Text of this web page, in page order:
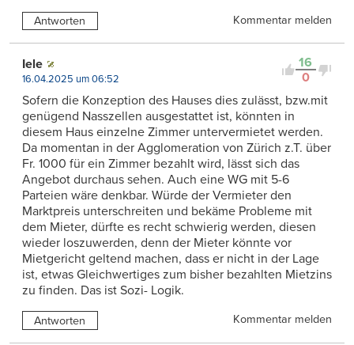
Antworten Kommentar melden
16
0
Iele
16.04.2025 um 06:52
Sofern die Konzeption des Hauses dies zulässt, bzw.mit
genügend Nasszellen ausgestattet ist, könnten in
diesem Haus einzelne Zimmer untervermietet werden.
Da momentan in der Agglomeration von Zürich z.T. über
Fr. 1000 für ein Zimmer bezahlt wird, lässt sich das
Angebot durchaus sehen. Auch eine WG mit 5-6
Parteien wäre denkbar. Würde der Vermieter den
Marktpreis unterschreiten und bekäme Probleme mit
dem Mieter, dürfte es recht schwierig werden, diesen
wieder loszuwerden, denn der Mieter könnte vor
Mietgericht geltend machen, dass er nicht in der Lage
ist, etwas Gleichwertiges zum bisher bezahlten Mietzins
zu finden. Das ist Sozi- Logik.
Antworten Kommentar melden